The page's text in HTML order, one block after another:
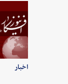
اخبار